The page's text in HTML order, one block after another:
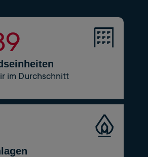
im Durchschnitt